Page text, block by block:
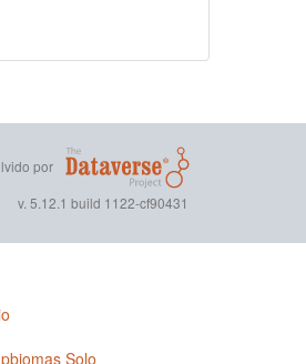
por
v. 5.12.1 build 1122-cf90431
Solo